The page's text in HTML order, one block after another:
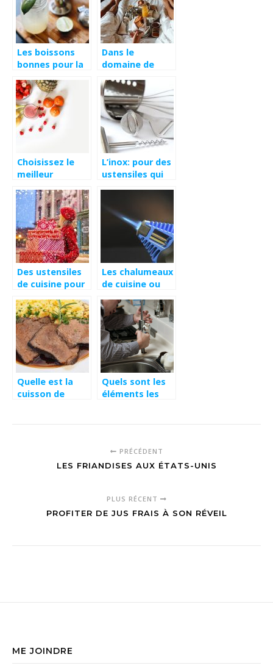
Les boissons
bonnes pour la
Dans le
domaine de
qu’est-il
important de
proposer
comme service
?
Choisissez le
meilleur
jus!
L’inox: pour des
ustensiles qui
Des ustensiles
de cuisine pour
Noel
Les chalumeaux
de cuisine ou
les plats plus
vite
Quelle est la
cuisson de
Quels sont les
éléments les
PRÉCÉDENT
LES FRIANDISES AUX ÉTATS-UNIS
PLUS RÉCENT
PROFITER DE JUS FRAIS À SON RÉVEIL
ME JOINDRE